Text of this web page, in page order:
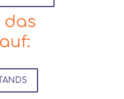
das